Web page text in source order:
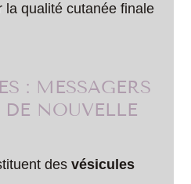
la qualité cutanée finale
: MESSAGERS
NOUVELLE
desvésicules